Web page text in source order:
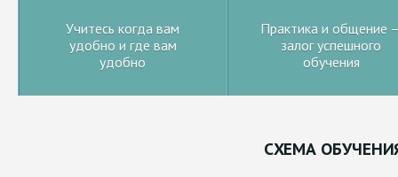
Учитесь когда вам
удобно и где вам
удобно
Практика и общение
залог успешного
обучения
СХЕМА